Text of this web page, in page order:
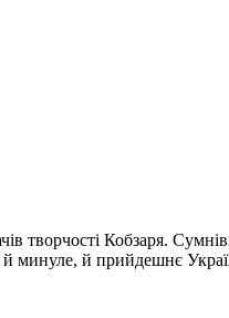
творчості Кобзаря.
й минуле, й прийдешнє